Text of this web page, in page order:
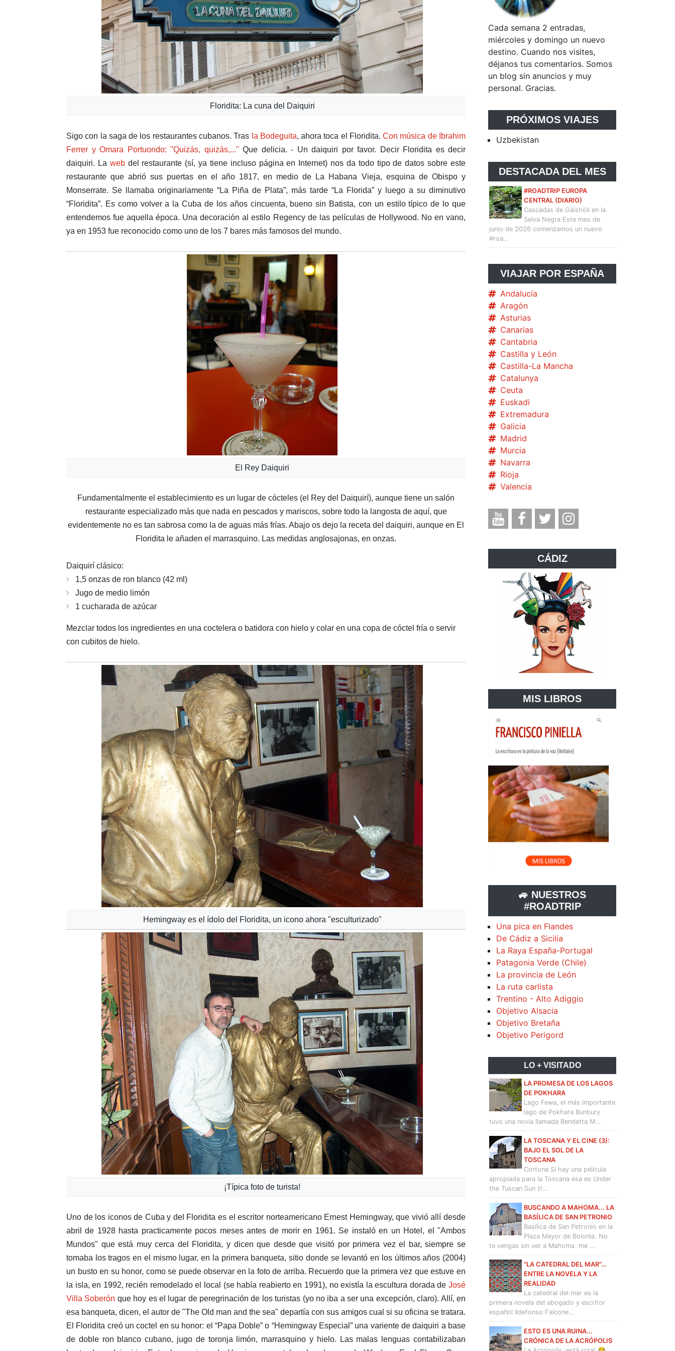
Floridita: La cuna del Daiquiri
Sigo con la saga de los restaurantes cubanos. Tras la Bodeguita, ahora toca el Floridita.Con música de Ibrahim
Ferrer y Omara Portuondo: "Quizás, quizás,..." Que delicia. - Un daiquiri por favor. Decir Floridita es decir
daiquiri. La webdel restaurante (sí, ya tiene incluso página en Internet) nos da todo tipo de datos sobre este
restaurante que abrió sus puertas en el año 1817, en medio de La Habana Vieja, esquina de Obispo y
Monserrate. Se llamaba originariamente “La Piña de Plata”, más tarde “La Florida” y luego a su diminutivo
“Floridita”. Es como volver a la Cuba de los años cincuenta, bueno sin Batista, con un estilo típico de lo que
entendemos fue aquella época. Una decoración al estilo Regency de las películas de Hollywood. No en vano,
ya en 1953 fue reconocido como uno de los 7 bares más famosos del mundo.
El Rey Daiquiri
Fundamentalmente el establecimiento es un lugar de cócteles (el Rey del Daiquirí), aunque tiene un salón
restaurante especializado más que nada en pescados y mariscos, sobre todo la langosta de aquí, que
evidentemente no es tan sabrosa como la de aguas más frías. Abajo os dejo la receta del daiquiri, aunque en El
Floridita le añaden el marrasquino. Las medidas anglosajonas, en onzas.
Daiquirí clásico:
1,5 onzas de ron blanco (42 ml)
Jugo de medio limón
1 cucharada de azúcar
Mezclar todos los ingredientes en una coctelera o batidora con hielo y colar en una copa de cóctel fría o servir
con cubitos de hielo.
Hemingway es el ídolo del Floridita, un icono ahora "esculturizado"
¡Típica foto de turista!
Uno de los iconos de Cuba y del Floridita es el escritor norteamericano Ernest Hemingway, que vivió allí desde
abril de 1928 hasta practicamente pocos meses antes de morir en 1961. Se instaló en un Hotel, el "Ambos
Mundos" que está muy cerca del Floridita, y dicen que desde que visitó por primera vez el bar, siempre se
tomaba los tragos en el mismo lugar, en la primera banqueta, sitio donde se levantó en los últimos años (2004)
un busto en su honor, como se puede observar en la foto de arriba. Recuerdo que la primera vez que estuve en
la isla, en 1992, recién remodelado el local (se había reabierto en 1991), no existía la escultura dorada de José
Villa Soberón que hoy es el lugar de peregrinación de los turistas (yo no iba a ser una excepción, claro). Allí, en
esa banqueta, dicen, el autor de "The Old man and the sea" departía con sus amigos cual si su oficina se tratara.
El Floridita creó un coctel en su honor: el “Papa Doble” o “Hemingway Especial” una variente de daiquiri a base
de doble ron blanco cubano, jugo de toronja limón, marrasquino y hielo. Las malas lenguas contabilizaban
Cada semana 2 entradas,
miércoles y domingo un nuevo
destino. Cuando nos visites,
déjanos tus comentarios. Somos
un blog sin anuncios y muy
personal. Gracias.
PRÓXIMOS VIAJES
Uzbekistan
DESTACADA DEL MES
#ROADTRIP EUROPA
CENTRAL (DIARIO)
Cascadas de Gaishöll en la
Selva Negra Este mes de
junio de 2026 comenzamos un nuevo
#roa…
VIAJAR POR ESPAÑA
Andalucía
Aragón
Asturias
Canarias
Cantabria
Castilla y León
Castilla-La Mancha
Catalunya
Ceuta
Euskadi
Extremadura
Galicia
Madrid
Murcia
Navarra
Rioja
Valencia
CÁDIZ
MIS LIBROS
🚙 NUESTROS
#ROADTRIP
Una pica en Flandes
De Cádiz a Sicilia
La Raya España-Portugal
Patagonia Verde (Chile)
La provincia de León
La ruta carlista
Trentino - Alto Adiggio
Objetivo Alsacia
Objetivo Bretaña
Objetivo Perigord
LO + VISITADO
LA PROMESA DE LOS LAGOS
DE POKHARA
Lago Fewa, el más importante
lago de Pokhara Bunbury
tuvo una novia llamada Bendetta M…
LA TOSCANA Y EL CINE (3):
BAJO EL SOL DE LA
TOSCANA
Cortona Si hay una película
apropiada para la Toscana esa es Under
the Tuscan Sun (t…
BUSCANDO A MAHOMA... LA
BASÍLICA DE SAN PETRONIO
Basílica de San Petronio en la
Plaza Mayor de Bolonia. No
te vengas sin ver a Mahoma me …
"LA CATEDRAL DEL MAR"…
ENTRE LA NOVELA Y LA
REALIDAD
La catedral del mar es la
primera novela del abogado y escritor
español Ildefonso Falcone…
ESTO ES UNA RUINA...
CRÓNICA DE LA ACRÓPOLIS